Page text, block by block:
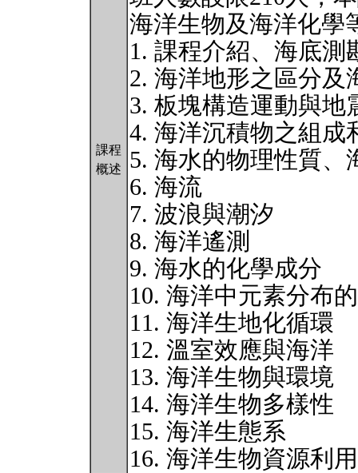
課程
概述
海洋生物及海洋化學
1. 課程介紹、海底測
2. 海洋地形之區分及
3. 板塊構造運動與地
4. 海洋沉積物之組成
5. 海水的物理性質、
6. 海流
7. 波浪與潮汐
8. 海洋遙測
9. 海水的化學成分
10. 海洋中元素分布
11. 海洋生地化循環
12. 溫室效應與海洋
13. 海洋生物與環境
14. 海洋生物多樣性
15. 海洋生態系
16. 海洋生物資源利